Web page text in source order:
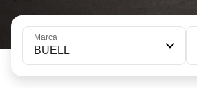
Marca
BUELL